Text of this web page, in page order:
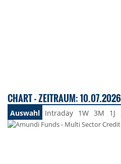
CHART - ZEITRAUM:
Auswahl Intraday 1W 3M 1J